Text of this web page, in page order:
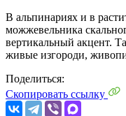
В альпинариях и в
можжевельника
вертикальный акцент.
живые изгороди,
Поделиться:
Скопировать ссылку